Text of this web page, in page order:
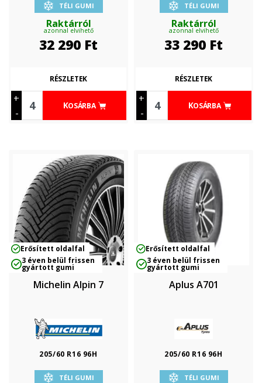
TÉLI GUMI
Raktárról
azonnal elvihető
32 290 Ft
+
-
KOSÁRBA
RÉSZLETEK
TÉLI GUMI
Raktárról
azonnal elvihető
33 290 Ft
+
-
KOSÁRBA
RÉSZLETEK
Erősített oldalfal
3 éven belül frissen
gyártott gumi
Michelin Alpin 7
205/60 R16 96H
TÉLI GUMI
Erősített oldalfal
3 éven belül frissen
gyártott gumi
Aplus A701
205/60 R16 96H
TÉLI GUMI